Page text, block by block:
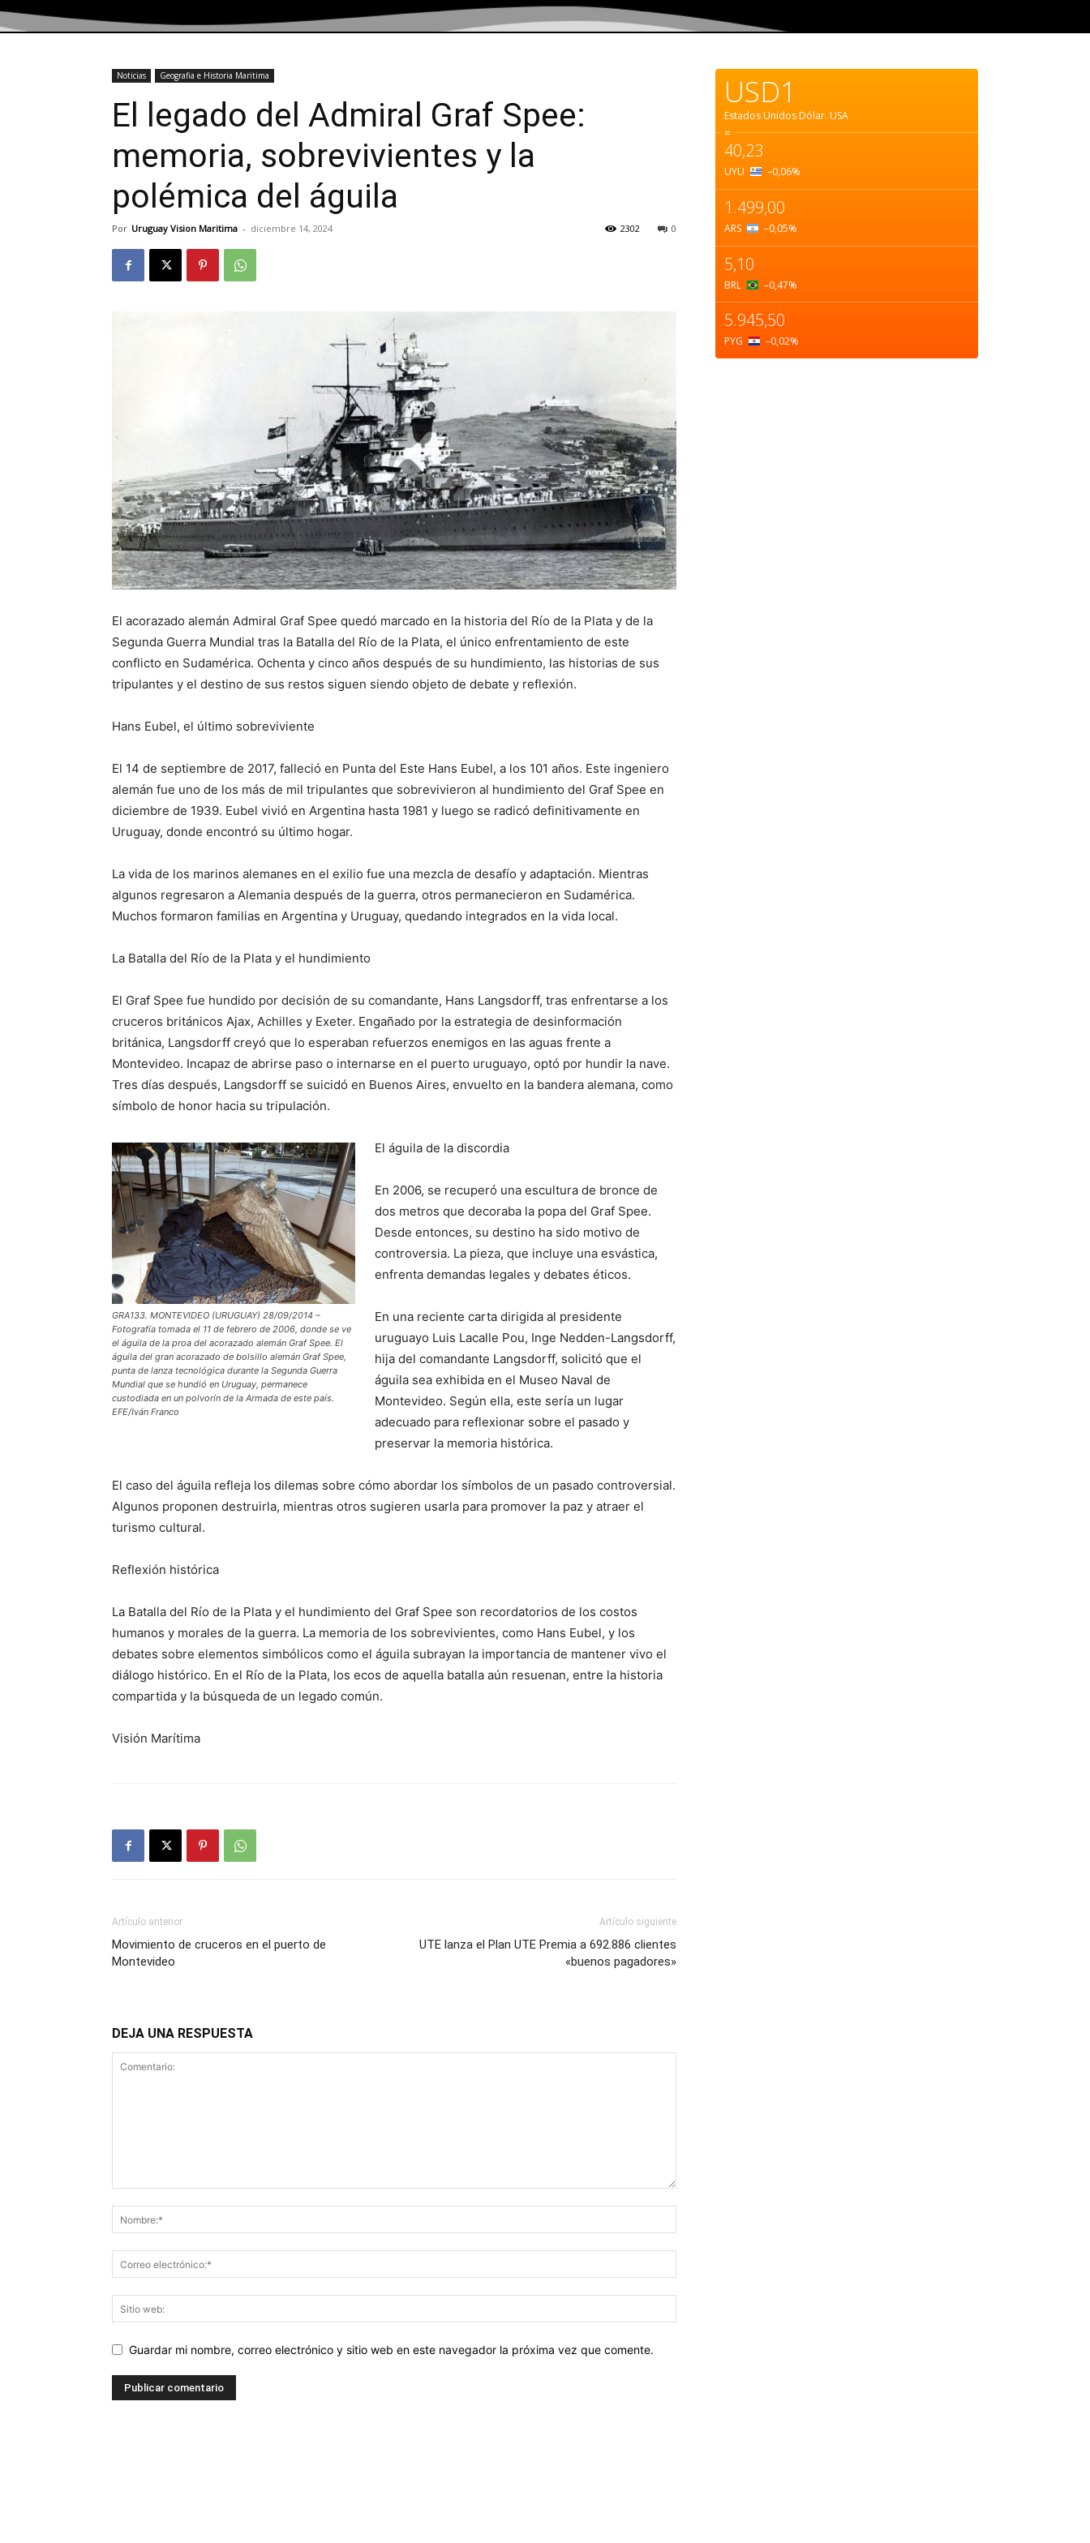
Noticias Geografia e Historia Maritima
El legado del Admiral Graf Spee:
memoria, sobrevivientes y la
polémica del águila
Por Uruguay Vision Maritima - diciembre 14, 2024 0
2302
El acorazado alemán Admiral Graf Spee quedó marcado en la historia del Río de la Plata y de la
Segunda Guerra Mundial tras la Batalla del Río de la Plata, el único enfrentamiento de este
conflicto en Sudamérica. Ochenta y cinco años después de su hundimiento, las historias de sus
tripulantes y el destino de sus restos siguen siendo objeto de debate y reflexión.
Hans Eubel, el último sobreviviente
El 14 de septiembre de 2017, falleció en Punta del Este Hans Eubel, a los 101 años. Este ingeniero
alemán fue uno de los más de mil tripulantes que sobrevivieron al hundimiento del Graf Spee en
diciembre de 1939. Eubel vivió en Argentina hasta 1981 y luego se radicó definitivamente en
Uruguay, donde encontró su último hogar.
La vida de los marinos alemanes en el exilio fue una mezcla de desafío y adaptación. Mientras
algunos regresaron a Alemania después de la guerra, otros permanecieron en Sudamérica.
Muchos formaron familias en Argentina y Uruguay, quedando integrados en la vida local.
La Batalla del Río de la Plata y el hundimiento
El Graf Spee fue hundido por decisión de su comandante, Hans Langsdorff, tras enfrentarse a los
cruceros británicos Ajax, Achilles y Exeter. Engañado por la estrategia de desinformación
británica, Langsdorff creyó que lo esperaban refuerzos enemigos en las aguas frente a
Montevideo. Incapaz de abrirse paso o internarse en el puerto uruguayo, optó por hundir la nave.
Tres días después, Langsdorff se suicidó en Buenos Aires, envuelto en la bandera alemana, como
símbolo de honor hacia su tripulación.
GRA133. MONTEVIDEO (URUGUAY) 28/09/2014 –
Fotografía tomada el 11 de febrero de 2006, donde se ve
el águila de la proa del acorazado alemán Graf Spee. El
águila del gran acorazado de bolsillo alemán Graf Spee,
punta de lanza tecnológica durante la Segunda Guerra
Mundial que se hundió en Uruguay, permanece
custodiada en un polvorín de la Armada de este país.
EFE/Iván Franco
El águila de la discordia
En 2006, se recuperó una escultura de bronce de
dos metros que decoraba la popa del Graf Spee.
Desde entonces, su destino ha sido motivo de
controversia. La pieza, que incluye una esvástica,
enfrenta demandas legales y debates éticos.
En una reciente carta dirigida al presidente
uruguayo Luis Lacalle Pou, Inge Nedden-Langsdorff,
hija del comandante Langsdorff, solicitó que el
águila sea exhibida en el Museo Naval de
Montevideo. Según ella, este sería un lugar
adecuado para reflexionar sobre el pasado y
preservar la memoria histórica.
El caso del águila refleja los dilemas sobre cómo abordar los símbolos de un pasado controversial.
Algunos proponen destruirla, mientras otros sugieren usarla para promover la paz y atraer el
turismo cultural.
Reflexión histórica
La Batalla del Río de la Plata y el hundimiento del Graf Spee son recordatorios de los costos
humanos y morales de la guerra. La memoria de los sobrevivientes, como Hans Eubel, y los
debates sobre elementos simbólicos como el águila subrayan la importancia de mantener vivo el
diálogo histórico. En el Río de la Plata, los ecos de aquella batalla aún resuenan, entre la historia
compartida y la búsqueda de un legado común.
Visión Marítima
Artículo anterior
Movimiento de cruceros en el puerto de
Montevideo
Artículo siguiente
UTE lanza el Plan UTE Premia a 692.886 clientes
«buenos pagadores»
DEJA UNA RESPUESTA
Guardar mi nombre, correo electrónico y sitio web en este navegador la próxima vez que comente.
USD1
Estados Unidos Dólar. USA
=
40,23
UYU –0,06%
1.499,00
ARS –0,05%
5,10
BRL –0,47%
5.945,50
PYG –0,02%